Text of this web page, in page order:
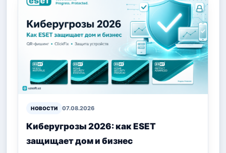
НОВОСТИ 07.08.2026
Киберугрозы 2026: как ESET
защищает дом и бизнес